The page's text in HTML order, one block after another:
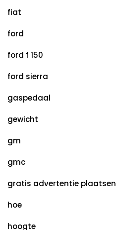
fiat
ford
ford f 150
ford sierra
gaspedaal
gewicht
gm
gmc
gratis advertentie plaatsen
hoe
hoogte